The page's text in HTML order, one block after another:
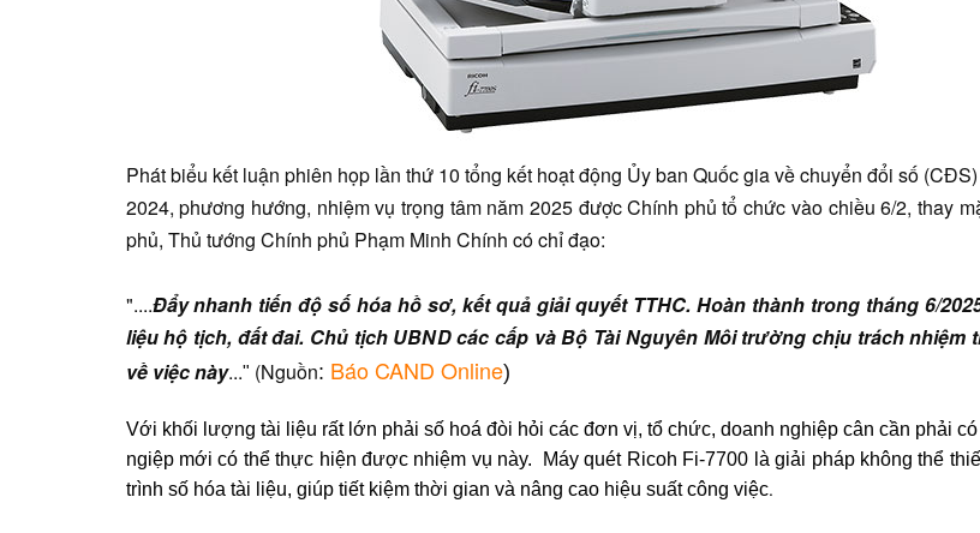
Phát biểu kết luận phiên họp lần thứ 10 tổng kết hoạt động Ủy ban Quốc gia về chuyển đổi số
2024, phương hướng, nhiệm vụ trọng tâm năm 2025 được Chính phủ tổ chức vào chiều 6/2, thay
phủ, Thủ tướng Chính phủ Phạm Minh Chính có chỉ đạo:
"....Đẩy nhanh tiến độ số hóa hồ sơ, kết quả giải quyết TTHC. Hoàn thành trong tháng 6/
liệu hộ tịch, đất đai. Chủ tịch UBND các cấp và Bộ Tài Nguyên Môi trường chịu trách
về việc này..." (Nguồn: Báo CAND Online)
Với khối lượng tài liệu rất lớn phải số hoá đòi hỏi các đơn vị, tổ chức, doanh nghiệp cân cần phải có
ngiệp mới có thể thực hiện được nhiệm vụ này. Máy quét Ricoh Fi-7700 là giải pháp không thể
trình số hóa tài liệu, giúp tiết kiệm thời gian và nâng cao hiệu suất công việc.